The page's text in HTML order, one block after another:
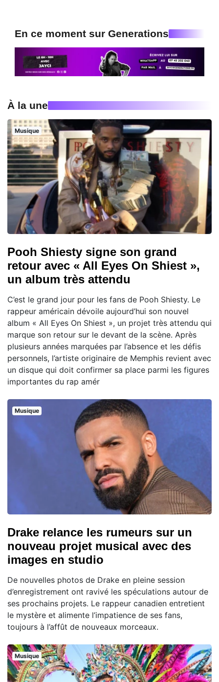
En ce moment sur Generations
À la une
Musique
Pooh Shiesty signe son grand
retour avec « All Eyes On Shiest »,
un album très attendu
C’est le grand jour pour les fans de Pooh Shiesty. Le
rappeur américain dévoile aujourd’hui son nouvel
album « All Eyes On Shiest », un projet très attendu qui
marque son retour sur le devant de la scène. Après
plusieurs années marquées par l’absence et les défis
personnels, l’artiste originaire de Memphis revient avec
un disque qui doit confirmer sa place parmi les figures
importantes du rap amér
Musique
Drake relance les rumeurs sur un
nouveau projet musical avec des
images en studio
De nouvelles photos de Drake en pleine session
d’enregistrement ont ravivé les spéculations autour de
ses prochains projets. Le rappeur canadien entretient
le mystère et alimente l’impatience de ses fans,
toujours à l’affût de nouveaux morceaux.
Musique